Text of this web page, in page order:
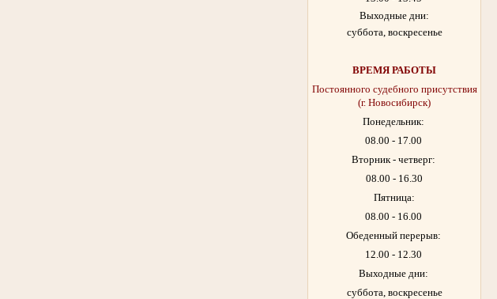
Выходные дни:
суббота, воскресенье
ВРЕМЯ РАБОТЫ
Постоянного судебного присутствия
(г. Новосибирск)
Понедельник:
08.00 - 17.00
Вторник - четверг:
08.00 - 16.30
Пятница:
08.00 - 16.00
Обеденный перерыв:
12.00 - 12.30
Выходные дни:
суббота, воскресенье